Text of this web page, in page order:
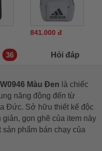
841.000 đ
36 Hỏi đáp
Màu Đen là chiếc
năng động đến từ
Đức. Sở hữu thiết kế độc
gọn ghẽ của item này
phẩm bán chạy của